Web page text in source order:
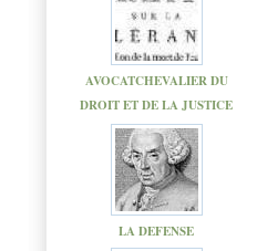
AVOCATCHEVALIER DU
DROIT ET DE LA JUSTICE
LA DEFENSE